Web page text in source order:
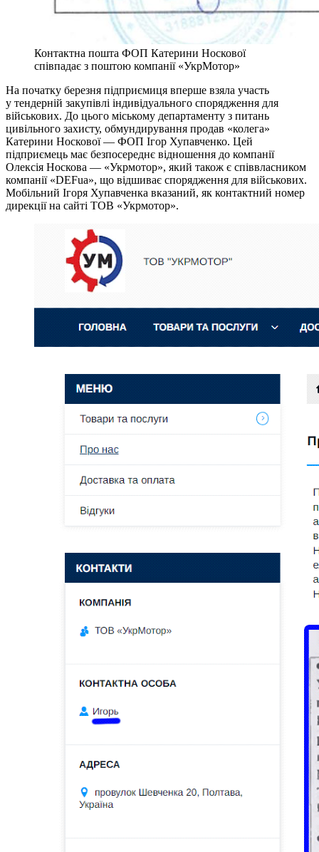
Контактна пошта ФОП Катерини Носкової
співпадає з поштою компанії «УкрМотор»
На початку березня підприємиця вперше взяла участь
у тендерній закупівлі індивідуального спорядження для
військових. До цього міському департаменту з питань
цивільного захисту, обмундирування продав «колега»
Катерини Носкової — ФОП Ігор Хупавченко. Цей
підприємець має безпосереднє відношення до компанії
Олексія Носкова — «Укрмотор», який також є співвласником
компанії «DEFua», що відшиває спорядження для військових.
Мобільний Ігоря Хупавченка вказаний, як контактний номер
дирекції на сайті ТОВ «Укрмотор».